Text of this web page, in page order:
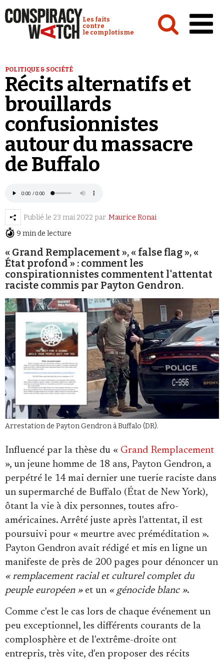
Conspiracy Watch :
Les faits
contre
le complotisme
Analyses
Conspipédia
Vidéos
Émissions
Revues de presse
Demander à Vera
POLITIQUE & SOCIÉTÉ
Récits alternatifs et
brouillards
confusionnistes
autour du massacre
de Buffalo
Publié le 23 mai 2022 par Maurice Ronai
9 min de lecture
« Grand Remplacement », « false flag », «
État profond » : comment les
conspirationnistes commentent l'attentat
raciste commis par Payton Gendron.
Arrestation de Payton Gendron à Buffalo (DR).
Influencé par la thèse du « Grand Remplacement
», un jeune homme de 18 ans, Payton Gendron, a
perpétré le 14 mai dernier une tuerie raciste dans
un supermarché de Buffalo (État de New York),
ôtant la vie à dix personnes, toutes afro-
américaines. Arrêté juste après l'attentat, il est
poursuivi pour « meurtre avec préméditation ».
Payton Gendron avait rédigé et mis en ligne un
manifeste de près de 200 pages pour dénoncer un
« remplacement racial et culturel complet du
peuple européen »et un « génocide blanc ».
Comme c'est le cas lors de chaque événement un
peu exceptionnel, les différents courants de la
complosphère et de l'extrême-droite ont
entrepris, très vite, d'en proposer des récits